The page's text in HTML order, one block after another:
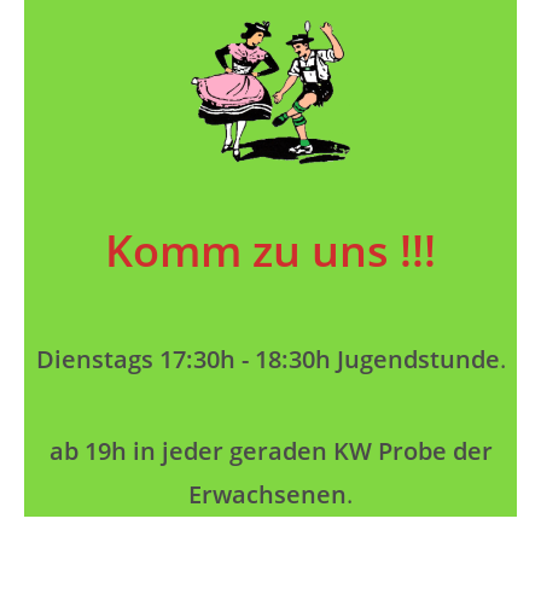
Komm zu uns !!!
Dienstags 17:30h - 18:30h Jugendstunde.
ab 19h in jeder geraden KW Probe der
Erwachsenen.